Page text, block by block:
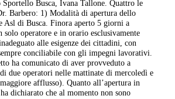
Sportello Busca, Ivana Tallone. Quattro le
Barbero: 1) Modalità di apertura dello
Asl di Busca. Finora aperto 5 giorni a
solo operatore e in orario esclusivamente
alle esigenze dei cittadini, con
conciliabile con gli impegni lavorativi.
ha comunicato di aver provveduto a
due operatori nelle mattinate di mercoledì e
afflusso). Quanto all’apertura in
dichiarato che al momento non sono